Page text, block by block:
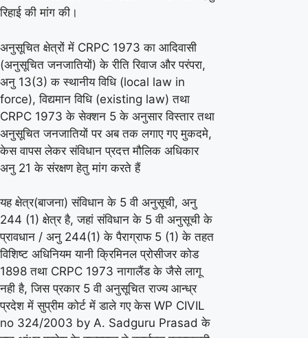
रिहाई की मांग की।
अनुसूचित क्षेत्रों में CRPC 1973 का आदिवासी
(अनुसूचित जनजातियों) के रीति रिवाज और परंपरा,
अनु 13(3) क स्थानीय विधि (local law in
force), विद्यमान विधि (existing law) तथा
CRPC 1973 के सेक्शन 5 के अनुसार विस्तार तथा
अनुसूचित जनजातियों पर अब तक लगाए गए मुकदमे,
केस वापस लेकर संविधान प्रदत्त मौलिक अधिकार
अनु 21 के संरक्षण हेतु मांग करते हैं
यह क्षेत्र(बाजना) संविधान के 5 वी अनुसूची, अनु
244 (1) क्षेत्र है, जहां संविधान के 5 वी अनुसूची के
प्रावधान / अनु 244(1) के पैराग्राफ 5 (1) के तहत
विशिष्ट अधिनियम यानी क्रिमिनल प्रोसीजर कोड
1898 तथा CRPC 1973 नागालैंड के जैसे लागू
नही है, जिस प्रकार 5 वी अनुसूचित राज्य आन्ध्र
प्रदेश में सुप्रीम कोर्ट में डाले गए केस WP CIVIL
no 324/2003 by A. Sadguru Prasad के